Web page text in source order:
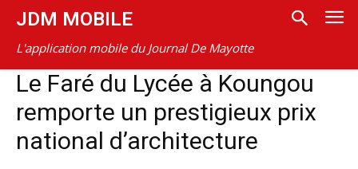
JDM MOBILE
L'application mobile du Journal De Mayotte
Le Faré du Lycée à Koungou
remporte un prestigieux prix
national d’architecture